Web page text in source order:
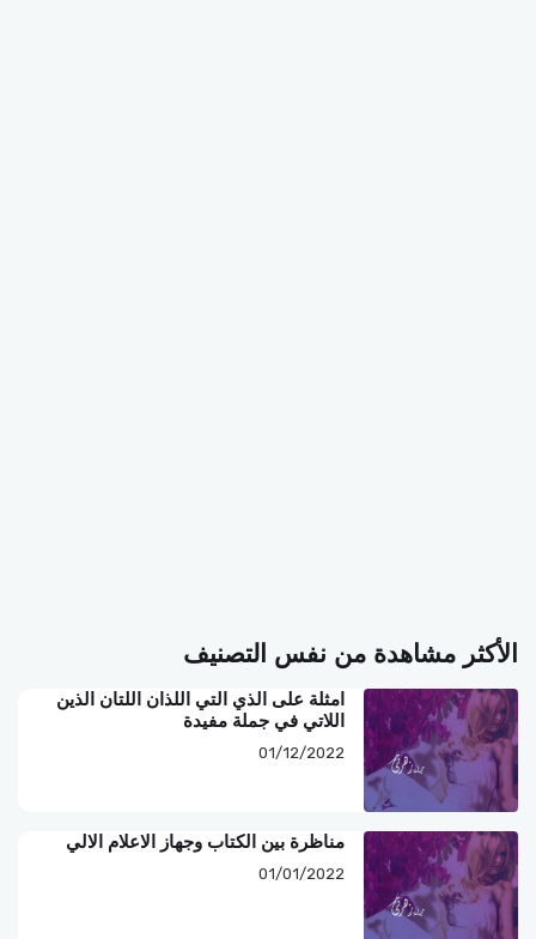
الأكثر مشاهدة من نفس التصنيف
امثلة على الذي التي اللذان اللتان الذين
اللاتي في جملة مفيدة
01/12/2022
مناظرة بين الكتاب وجهاز الاعلام الالي
01/01/2022